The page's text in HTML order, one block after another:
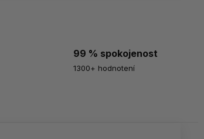
99 % spokojenost
1300+ hodnotení